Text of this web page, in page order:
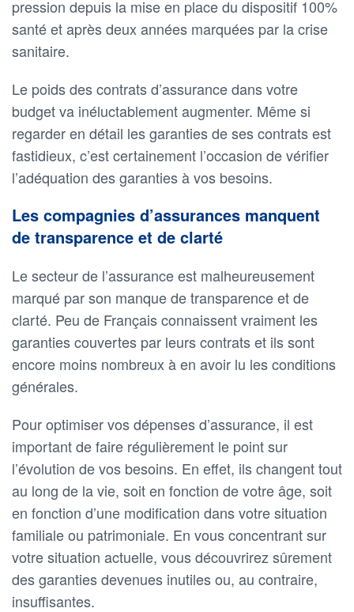
pression depuis la mise en place du dispositif 100%
santé et après deux années marquées par la crise
sanitaire.
Le poids des contrats d’assurance dans votre
budget va inéluctablement augmenter. Même si
regarder en détail les garanties de ses contrats est
fastidieux, c’est certainement l’occasion de vérifier
l’adéquation des garanties à vos besoins.
Les compagnies d’assurances manquent
de transparence et de clarté
Le secteur de l’assurance est malheureusement
marqué par son manque de transparence et de
clarté. Peu de Français connaissent vraiment les
garanties couvertes par leurs contrats et ils sont
encore moins nombreux à en avoir lu les conditions
générales.
Pour optimiser vos dépenses d’assurance, il est
important de faire régulièrement le point sur
l’évolution de vos besoins. En effet, ils changent tout
au long de la vie, soit en fonction de votre âge, soit
en fonction d’une modification dans votre situation
familiale ou patrimoniale. En vous concentrant sur
votre situation actuelle, vous découvrirez sûrement
des garanties devenues inutiles ou, au contraire,
insuffisantes.